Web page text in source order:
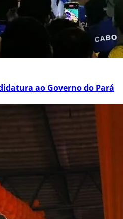
ao Governo do Pará